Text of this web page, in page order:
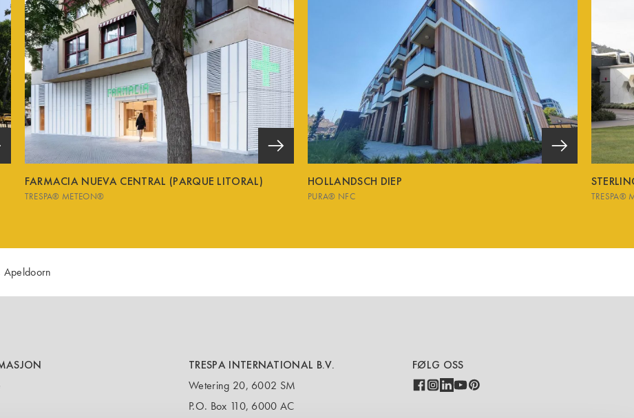
FARMACIA NUEVA CENTRAL (PARQUE LITORAL)
TRESPA® METEON®
HOLLANDSCH DIEP
PURA® NFC TRESPA®
Apeldoorn
FØLG OSS
TRESPA INTERNATIONAL B.V.
Wetering 20, 6002 SM
P.O. Box 110, 6000 AC